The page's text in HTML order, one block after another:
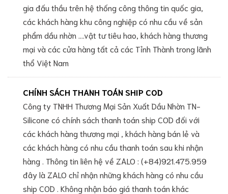
gia đấu thầu trên hệ thống công thông tin quốc gia,
các khách hàng khu công nghiệp có nhu cầu về sản
phẩm dầu nhờn ....vật tư tiêu hao, khách hàng thương
mại và các cửa hàng tất cả các Tỉnh Thành trong lãnh
thổ Việt Nam
CHÍNH SÁCH THANH TOÁN SHIP COD
Công ty TNHH Thương Mại Sản Xuất Dầu Nhờn TN-
Silicone có chính sách thanh toán ship COD đối với
các khách hàng thương mại , khách hàng bán lẻ và
các khách hàng có nhu cầu thanh toán sau khi nhận
hàng . Thông tin liên hệ về ZALO : (+84)921.475.959
đây là ZALO chỉ nhận những khách hàng có nhu cầu
ship COD . Không nhận báo giá thanh toán khác